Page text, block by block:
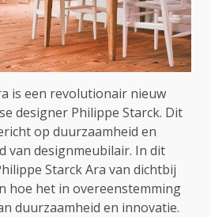
is een revolutionair nieuw
designer Philippe Starck. Dit
op duurzaamheid en
van designmeubilair. In dit
Starck Ara van dichtbij
hoe het in overeenstemming
duurzaamheid en innovatie.